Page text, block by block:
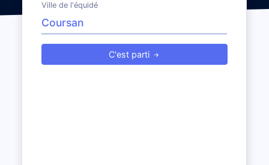
Ville de l'équidé
C'est parti